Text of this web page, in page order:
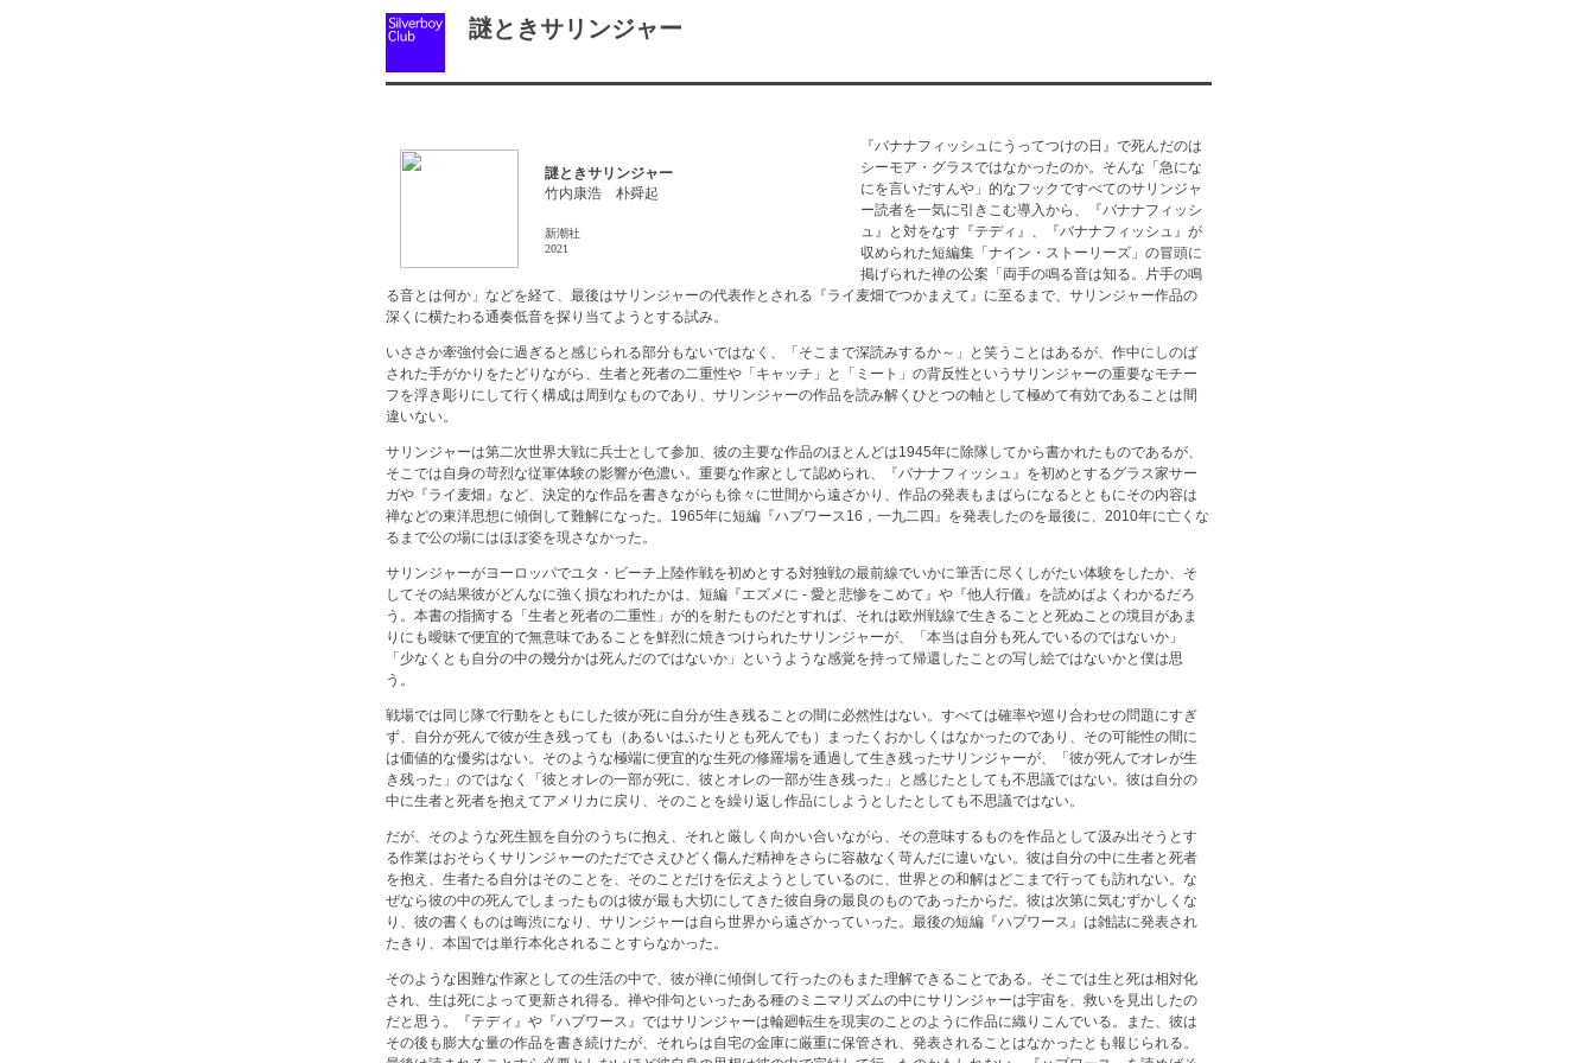
謎ときサリンジャー
謎ときサリンジャー
竹内康浩 朴舜起
新潮社
2021
『バナナフィッシュにうってつけの日』で死んだのは
シーモア・グラスではなかったのか。そんな「急にな
にを言いだすんや」的なフックですべてのサリンジャ
ー読者を一気に引きこむ導入から、『バナナフィッシ
ュ』と対をなす『テディ』、『バナナフィッシュ』が
収められた短編集「ナイン・ストーリーズ」の冒頭に
掲げられた禅の公案「両手の鳴る音は知る。片手の鳴
る音とは何か」などを経て、最後はサリンジャーの代表作とされる『ライ麦畑でつかまえて』に至るまで、サリンジャー作品の
深くに横たわる通奏低音を探り当てようとする試み。
いささか牽強付会に過ぎると感じられる部分もないではなく、「そこまで深読みするか～」と笑うことはあるが、作中にしのば
された手がかりをたどりながら、生者と死者の二重性や「キャッチ」と「ミート」の背反性というサリンジャーの重要なモチー
フを浮き彫りにして行く構成は周到なものであり、サリンジャーの作品を読み解くひとつの軸として極めて有効であることは間
違いない。
サリンジャーは第二次世界大戦に兵士として参加、彼の主要な作品のほとんどは1945年に除隊してから書かれたものであるが、
そこでは自身の苛烈な従軍体験の影響が色濃い。重要な作家として認められ、『バナナフィッシュ』を初めとするグラス家サー
ガや『ライ麦畑』など、決定的な作品を書きながらも徐々に世間から遠ざかり、作品の発表もまばらになるとともにその内容は
禅などの東洋思想に傾倒して難解になった。1965年に短編『ハプワース16，一九二四』を発表したのを最後に、2010年に亡くな
るまで公の場にはほぼ姿を現さなかった。
サリンジャーがヨーロッパでユタ・ビーチ上陸作戦を初めとする対独戦の最前線でいかに筆舌に尽くしがたい体験をしたか、そ
してその結果彼がどんなに強く損なわれたかは、短編『エズメに - 愛と悲惨をこめて』や『他人行儀』を読めばよくわかるだろ
う。本書の指摘する「生者と死者の二重性」が的を射たものだとすれば、それは欧州戦線で生きることと死ぬことの境目があま
りにも曖昧で便宜的で無意味であることを鮮烈に焼きつけられたサリンジャーが、「本当は自分も死んでいるのではないか」
「少なくとも自分の中の幾分かは死んだのではないか」というような感覚を持って帰還したことの写し絵ではないかと僕は思
う。
戦場では同じ隊で行動をともにした彼が死に自分が生き残ることの間に必然性はない。すべては確率や巡り合わせの問題にすぎ
ず、自分が死んで彼が生き残っても（あるいはふたりとも死んでも）まったくおかしくはなかったのであり、その可能性の間に
は価値的な優劣はない。そのような極端に便宜的な生死の修羅場を通過して生き残ったサリンジャーが、「彼が死んでオレが生
き残った」のではなく「彼とオレの一部が死に、彼とオレの一部が生き残った」と感じたとしても不思議ではない。彼は自分の
中に生者と死者を抱えてアメリカに戻り、そのことを繰り返し作品にしようとしたとしても不思議ではない。
だが、そのような死生観を自分のうちに抱え、それと厳しく向かい合いながら、その意味するものを作品として汲み出そうとす
る作業はおそらくサリンジャーのただでさえひどく傷んだ精神をさらに容赦なく苛んだに違いない。彼は自分の中に生者と死者
を抱え、生者たる自分はそのことを、そのことだけを伝えようとしているのに、世界との和解はどこまで行っても訪れない。な
ぜなら彼の中の死んでしまったものは彼が最も大切にしてきた彼自身の最良のものであったからだ。彼は次第に気むずかしくな
り、彼の書くものは晦渋になり、サリンジャーは自ら世界から遠ざかっていった。最後の短編『ハプワース』は雑誌に発表され
たきり、本国では単行本化されることすらなかった。
そのような困難な作家としての生活の中で、彼が禅に傾倒して行ったのもまた理解できることである。そこでは生と死は相対化
され、生は死によって更新され得る。禅や俳句といったある種のミニマリズムの中にサリンジャーは宇宙を、救いを見出したの
だと思う。『テディ』や『ハプワース』ではサリンジャーは輪廻転生を現実のことのように作品に織りこんでいる。また、彼は
その後も膨大な量の作品を書き続けたが、それらは自宅の金庫に厳重に保管され、発表されることはなかったとも報じられる。